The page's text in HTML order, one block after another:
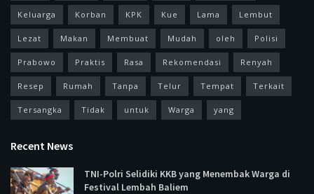
Keluarga Korban KPK Kue Lama Lembut
Lezat Makan Membuat Mudah oleh Polisi
Prabowo Praktis Rasa Rekomendasi Renyah
Resep Rumah Tanpa Telur Tempat Terkait
Tersangka Tidak untuk Warga yang
Recent News
TNI-Polri Selidiki KKB yang Menembak Warga di
Festival Lembah Baliem